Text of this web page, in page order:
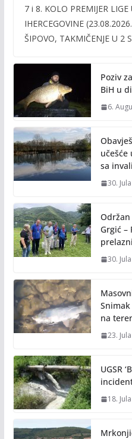
e
b
o
k
itt
er
ai
l
p
y
n
k
7 i 8. KOLO PREMIJER
IHERCEGOVINE
ŠIPOVO, TAKMIČENJE U 2
Poziv
BiH u
6.
učešće
sa
30.
Održan
Grgić –
30.
na
23.
UGSR
18.